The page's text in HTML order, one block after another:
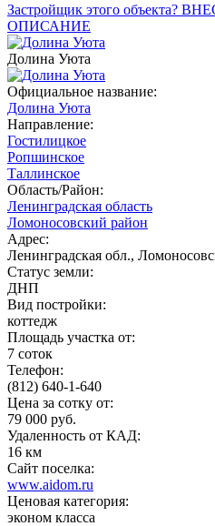
Застройщик этого объекта?
ОПИСАНИЕ
Долина Уюта
Официальное название:
Долина Уюта
Направление:
Гостилицкое
Ропшинское
Таллинское
Область/Район:
Ленинградская область
Ломоносовский район
Адрес:
Ленинградская обл.,
Статус земли:
ДНП
Вид постройки:
коттедж
Площадь участка от:
7 соток
Телефон:
(812) 640-1-640
Цена за сотку от:
79 000 руб.
Удаленность от КАД:
16 км
Сайт поселка:
www.aidom.ru
Ценовая категория:
эконом класса